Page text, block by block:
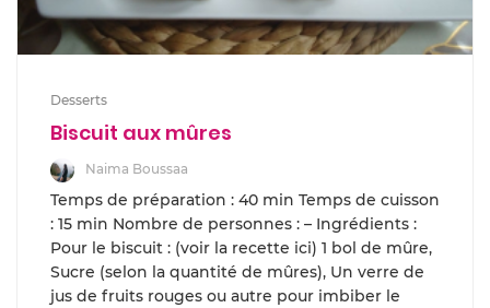
Desserts
Biscuit aux mûres
Naima Boussaa
Temps de préparation : 40 min Temps de cuisson
: 15 min Nombre de personnes : – Ingrédients :
Pour le biscuit : (voir la recette ici) 1 bol de mûre,
Sucre (selon la quantité de mûres), Un verre de
jus de fruits rouges ou autre pour imbiber le